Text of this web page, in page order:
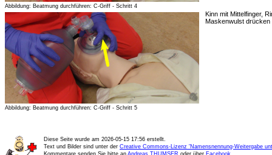
Abbildung: Beatmung durchführen: C-Griff - Schritt 4
Abbildung: Beatmung durchführen: C-Griff - Schritt 5
Kinn mit Mittelfinger,
Maskenwulst drücken
Diese Seite wurde am 2026-05-15 17:56 erstellt.
Text und Bilder sind unter der Creative Commons-Lizenz 'Namensnennung-Weitergabe
Kommentare senden Sie bitte an Andreas THUMSER oder über Facebook